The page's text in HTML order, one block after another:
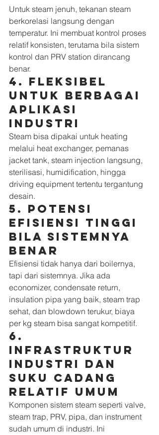
Untuk steam jenuh, tekanan steam
berkorelasi langsung dengan
temperatur. Ini membuat kontrol proses
relatif konsisten, terutama bila sistem
kontrol dan PRV station dirancang
benar.
4. Fleksibel
untuk berbagai
aplikasi
industri
Steam bisa dipakai untuk heating
melalui heat exchanger, pemanas
jacket tank, steam injection langsung,
sterilisasi, humidification, hingga
driving equipment tertentu tergantung
desain.
5. Potensi
efisiensi tinggi
bila sistemnya
benar
Efisiensi tidak hanya dari boilernya,
tapi dari sistemnya. Jika ada
economizer, condensate return,
insulation pipa yang baik, steam trap
sehat, dan blowdown terukur, biaya
per kg steam bisa sangat kompetitif.
6.
Infrastruktur
industri dan
suku cadang
relatif umum
Komponen sistem steam seperti valve,
steam trap, PRV, pipa, dan instrument
sudah umum di industri. Ini